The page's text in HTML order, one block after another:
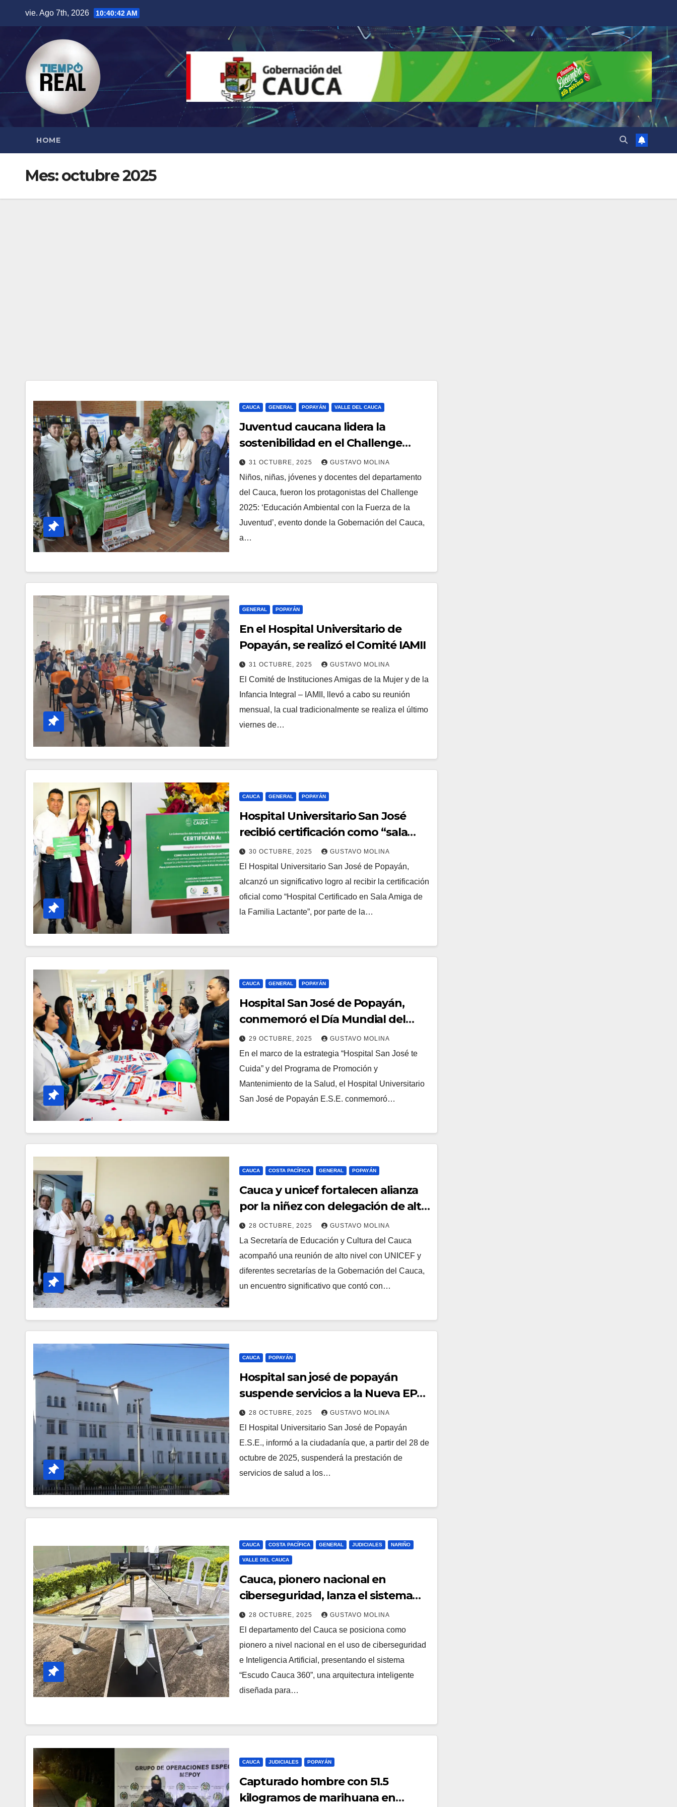
contenido
vie. Ago 7th, 2026 10:40:44 AM
HOME
Mes:octubre 2025
CAUCA GENERAL POPAYÁN VALLE DEL CAUCA
Juventud caucana lidera la
sostenibilidad en el Challenge
2025 de educación ambiental
31 OCTUBRE, 2025 GUSTAVO MOLINA
Niños, niñas, jóvenes y docentes del departamento
del Cauca, fueron los protagonistas del Challenge
2025: ‘Educación Ambiental con la Fuerza de la
Juventud’, evento donde la Gobernación del Cauca,
a…
GENERAL POPAYÁN
En el Hospital Universitario de
Popayán, se realizó el Comité IAMII
31 OCTUBRE, 2025 GUSTAVO MOLINA
El Comité de Instituciones Amigas de la Mujer y de la
Infancia Integral – IAMII, llevó a cabo su reunión
mensual, la cual tradicionalmente se realiza el último
viernes de…
CAUCA GENERAL POPAYÁN
Hospital Universitario San José
recibió certificación como “sala
amiga de la familia lactante”
30 OCTUBRE, 2025 GUSTAVO MOLINA
El Hospital Universitario San José de Popayán,
alcanzó un significativo logro al recibir la certificación
oficial como “Hospital Certificado en Sala Amiga de
la Familia Lactante”, por parte de la…
CAUCA GENERAL POPAYÁN
Hospital San José de Popayán,
conmemoró el Día Mundial del
Accidente Cerebrovascular
29 OCTUBRE, 2025 GUSTAVO MOLINA
En el marco de la estrategia “Hospital San José te
Cuida” y del Programa de Promoción y
Mantenimiento de la Salud, el Hospital Universitario
San José de Popayán E.S.E. conmemoró…
CAUCA COSTA PACÍFICA GENERAL POPAYÁN
Cauca y unicef fortalecen alianza
por la niñez con delegación de alto
nivel, en un compromiso con la
diversidad territorial
28 OCTUBRE, 2025 GUSTAVO MOLINA
La Secretaría de Educación y Cultura del Cauca
acompañó una reunión de alto nivel con UNICEF y
diferentes secretarías de la Gobernación del Cauca,
un encuentro significativo que contó con…
CAUCA POPAYÁN
Hospital san josé de popayán
suspende servicios a la Nueva EPS
por falta de contrato y pagos
28 OCTUBRE, 2025 GUSTAVO MOLINA
El Hospital Universitario San José de Popayán
E.S.E., informó a la ciudadanía que, a partir del 28 de
octubre de 2025, suspenderá la prestación de
servicios de salud a los…
CAUCA COSTA PACÍFICA GENERAL JUDICIALES NARIÑO
VALLE DEL CAUCA
Cauca, pionero nacional en
ciberseguridad, lanza el sistema
‘escudo cauca 360’
28 OCTUBRE, 2025 GUSTAVO MOLINA
El departamento del Cauca se posiciona como
pionero a nivel nacional en el uso de ciberseguridad
e Inteligencia Artificial, presentando el sistema
“Escudo Cauca 360”, una arquitectura inteligente
diseñada para…
CAUCA JUDICIALES POPAYÁN
Capturado hombre con 51.5
kilogramos de marihuana en